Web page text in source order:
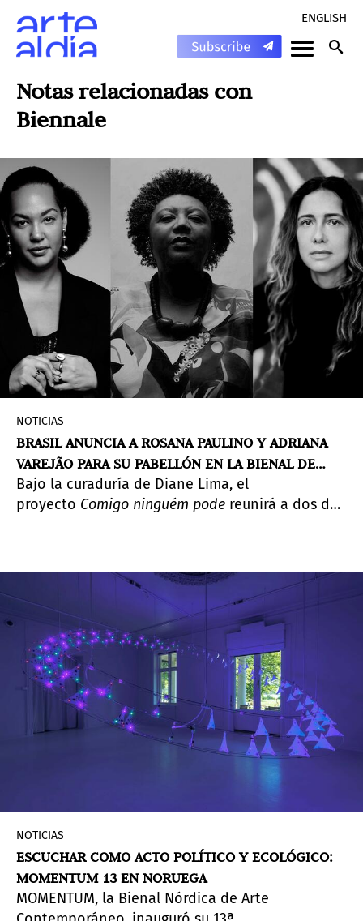
ENGLISH
Notas relacionadas con
Biennale
NOTICIAS
BRASIL ANUNCIA A ROSANA PAULINO Y ADRIANA
VAREJÃO PARA SU PABELLÓN EN LA BIENAL DE
VENECIA 2026
Bajo la curaduría de Diane Lima, el
proyecto Comigo ninguém pode reunirá a dos de
Pabellón de Brasil.
NOTICIAS
ESCUCHAR COMO ACTO POLÍTICO Y ECOLÓGICO:
MOMENTUM 13 EN NORUEGA
MOMENTUM, la Bienal Nórdica de Arte